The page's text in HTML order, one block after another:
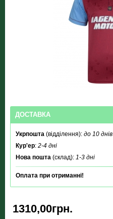
ДОСТАВКА
Укрпошта (відділення): до 10 днів
Кур'ер: 2-4 дні
Нова пошта (склад): 1-3 дні
Оплата при отриманні!
1310,00грн.